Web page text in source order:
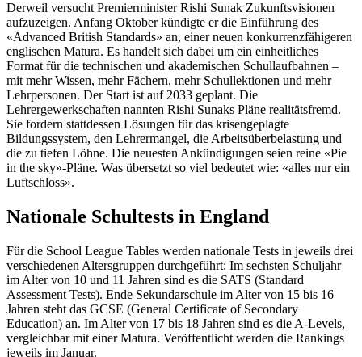
Derweil versucht Premierminister Rishi Sunak Zukunftsvisionen
aufzuzeigen. Anfang Oktober kündigte er die Einführung des
«Advanced British Standards» an, einer neuen konkurrenzfähigeren
englischen Matura. Es handelt sich dabei um ein einheitliches
Format für die technischen und akademischen Schullaufbahnen –
mit mehr Wissen, mehr Fächern, mehr Schullektionen und mehr
Lehrpersonen. Der Start ist auf 2033 geplant. Die
Lehrergewerkschaften nannten Rishi Sunaks Pläne realitätsfremd.
Sie fordern stattdessen Lösungen für das krisengeplagte
Bildungssystem, den Lehrermangel, die Arbeitsüberbelastung und
die zu tiefen Löhne. Die neuesten Ankündigungen seien reine «Pie
in the sky»-Pläne. Was übersetzt so viel bedeutet wie: «alles nur ein
Luftschloss».
Nationale Schultests in England
Für die School League Tables werden nationale Tests in jeweils drei
verschiedenen Altersgruppen durchgeführt: Im sechsten Schuljahr
im Alter von 10 und 11 Jahren sind es die SATS (Standard
Assessment Tests). Ende Sekundarschule im Alter von 15 bis 16
Jahren steht das GCSE (General Certificate of Secondary
Education) an. Im Alter von 17 bis 18 Jahren sind es die A-Levels,
vergleichbar mit einer Matura. Veröffentlicht werden die Rankings
jeweils im Januar.